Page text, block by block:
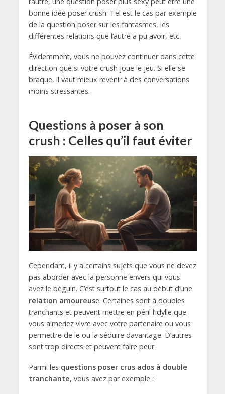
bonne idée poser crush. Tel est le cas par exemple
de la question poser sur les fantasmes, les
différentes relations que l’autre a pu avoir, etc.
Évidemment, vous ne pouvez continuer dans cette
direction que si votre crush joue le jeu. Si elle se
braque, il vaut mieux revenir à des conversations
moins stressantes.
Questions à poser à son
crush : Celles qu’il faut éviter
Cependant, il y a certains sujets que vous ne devez
pas aborder avec la personne envers qui vous
avez le béguin. C’est surtout le cas au début d’une
relation amoureuse. Certaines sont à doubles
tranchants et peuvent mettre en péril l’idylle que
vous aimeriez vivre avec votre partenaire ou vous
permettre de le ou la séduire davantage. D’autres
sont trop directs et peuvent faire peur.
Parmi les questions poser crus ados à double
tranchante, vous avez par exemple :